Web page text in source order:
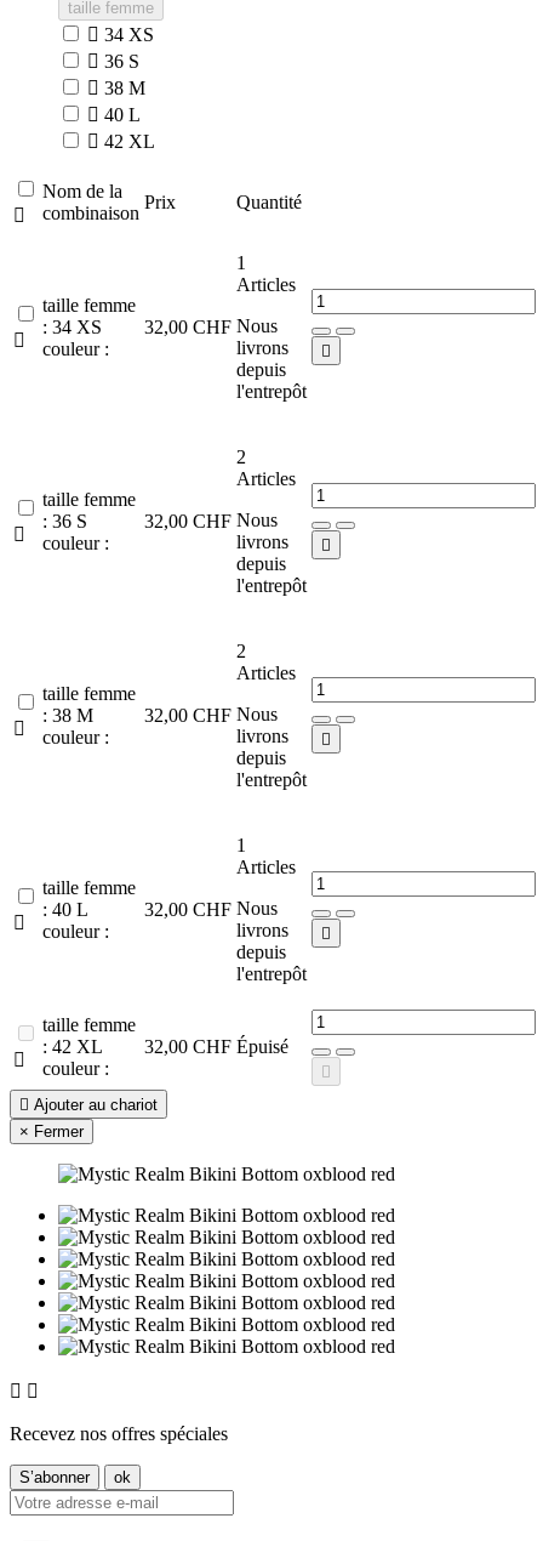
taille femme
 34 XS
 36 S
 38 M
 40 L
 42 XL

Nom de la
combinaison
Prix Quantité

taille femme
: 34 XS
couleur :
32,00 CHF
1
Articles
Nous
livrons
depuis
l'entrepôt


taille femme
: 36 S
couleur :
32,00 CHF
2
Articles
Nous
livrons
depuis
l'entrepôt


taille femme
: 38 M
couleur :
32,00 CHF
2
Articles
Nous
livrons
depuis
l'entrepôt


taille femme
: 40 L
couleur :
32,00 CHF
1
Articles
Nous
livrons
depuis
l'entrepôt


taille femme
: 42 XL
couleur :
32,00 CHF Épuisé

 Ajouter au chariot
× Fermer
 
Recevez nos offres spéciales